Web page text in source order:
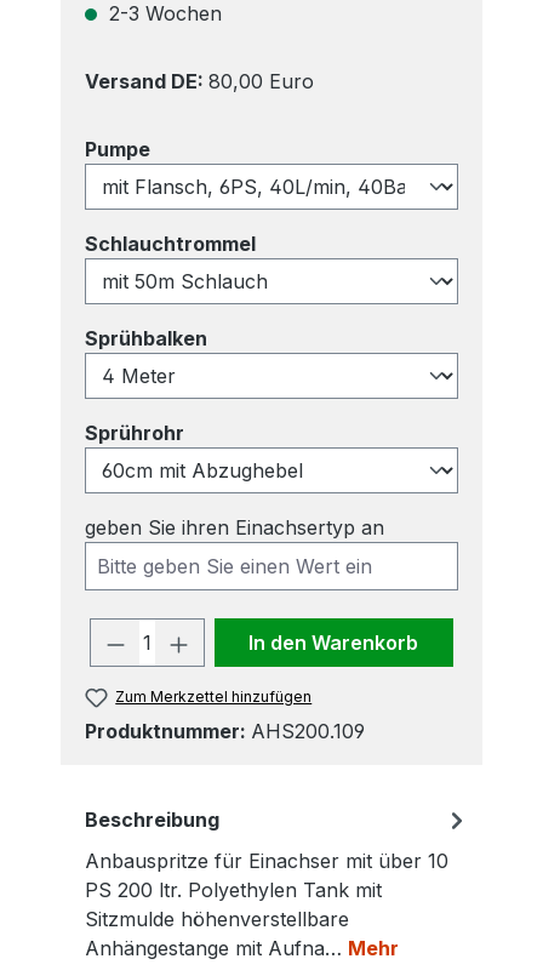
2-3 Wochen
Versand DE: 80,00 Euro
Pumpeauswählen
Schlauchtrommelauswählen
Sprühbalken
Sprührohr
geben Sie ihren Einachsertyp an
Produkt Anzahl: Gib den
In den Warenkorb
Zum Merkzettel hinzufügen
Produktnummer: AHS200.109
Beschreibung
Anbauspritze für Einachser mit über 10
PS 200 ltr. Polyethylen Tank mit
Sitzmulde höhenverstellbare
Anhängestange mit Aufna… Mehr